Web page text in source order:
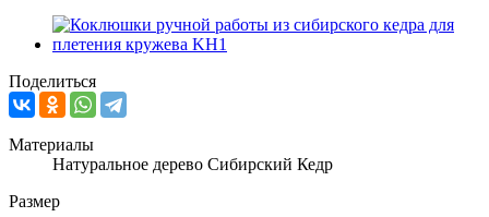
Поделиться
Материалы
Натуральное дерево Сибирский Кедр
Размер